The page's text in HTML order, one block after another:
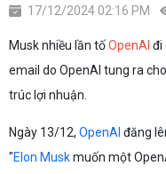
17/12/2024 02:16 PM
Musk nhiều lần tốOpenAI đi
email do OpenAI tung ra
trúc lợi nhuận.
Ngày 13/12, OpenAI đăng
"Elon Muskmuốn một